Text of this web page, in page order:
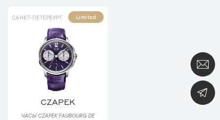
САНКТ-ПЕТЕРБУРГ Limited
CZAPEK
ЧАСЫ CZAPEK FAUBOURG DE